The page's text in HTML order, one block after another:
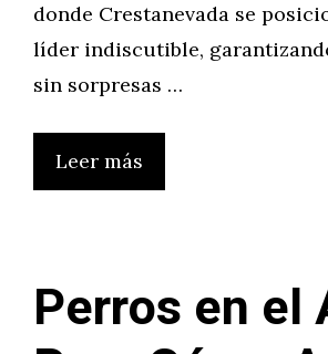
donde Crestanevada se
líder indiscutible,
sin sorpresas …
Leer más
Perros en el